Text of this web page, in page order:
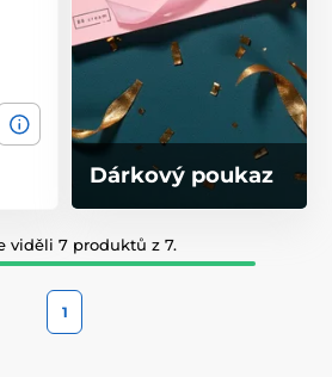
Dárkový poukaz
viděli 7 produktů z 7.
1